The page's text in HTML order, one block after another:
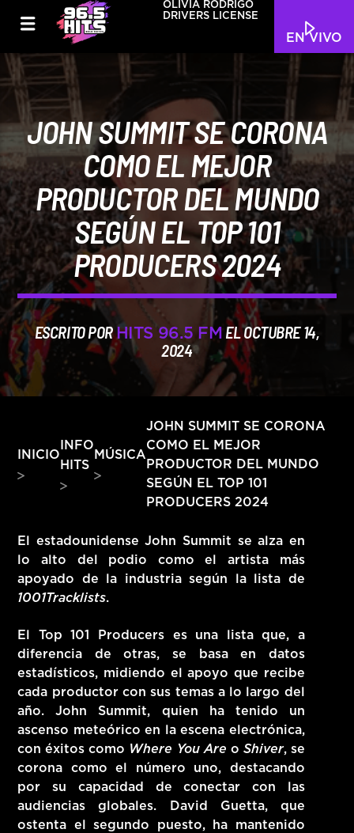
EN VIVO
OLIVIA RODRIGO
DRIVERS LICENSE
HITS – 96.5 FM
HITS
Hits – 96.5 FM
JOHN SUMMIT SE CORONA
COMO EL MEJOR
PRODUCTOR DEL MUNDO
SEGÚN EL TOP 101
PRODUCERS 2024
ESCRITO PORHITS 96.5 FM EL OCTUBRE 14,
2024
INICIO
INFO
HITS
MÚSICA
JOHN SUMMIT SE CORONA
COMO EL MEJOR
PRODUCTOR DEL MUNDO
SEGÚN EL TOP 101
PRODUCERS 2024
El estadounidense John Summit se alza en
lo alto del podio como el artista más
apoyado de la industria según la lista de
1001Tracklists.
El Top 101 Producers es una lista que, a
diferencia de otras, se basa en datos
estadísticos, midiendo el apoyo que recibe
cada productor con sus temas a lo largo del
año. John Summit, quien ha tenido un
ascenso meteórico en la escena electrónica,
con éxitos como Where You Are o Shiver, se
corona como el número uno, destacando
por su capacidad de conectar con las
audiencias globales. David Guetta, que
ostenta el segundo puesto, ha mantenido